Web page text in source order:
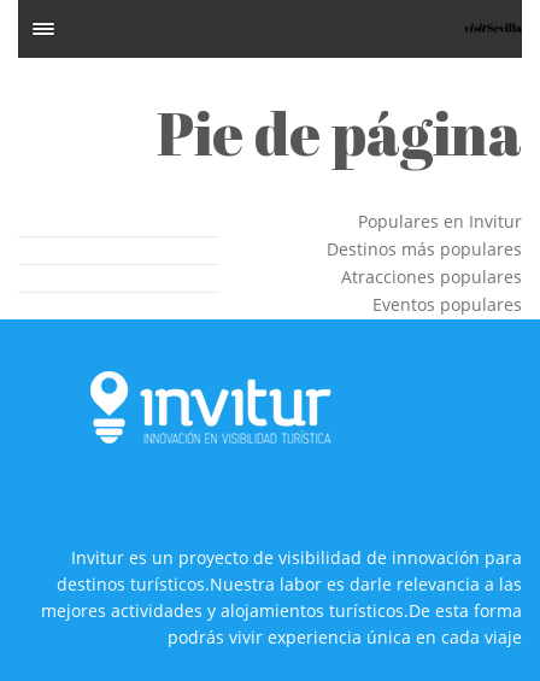
Pie de página
Populares en Invitur
Destinos más populares
Atracciones populares
Eventos populares
Invitur es un proyecto de visibilidad de innovación para
destinos turísticos.Nuestra labor es darle relevancia a las
mejores actividades y alojamientos turísticos.De esta forma
podrás vivir experiencia única en cada viaje